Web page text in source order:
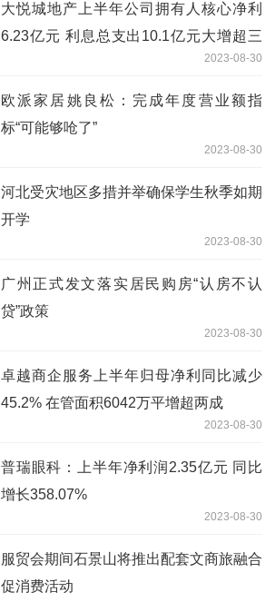
大悦城地产上半年公司拥有人核心净利
6.23亿元 利息总支出10.1亿元大增超三
2023-08-30
欧派家居姚良松：完成年度营业额指
标“可能够呛了”
2023-08-30
河北受灾地区多措并举确保学生秋季如期
开学
2023-08-30
广州正式发文落实居民购房“认房不认
贷”政策
2023-08-30
卓越商企服务上半年归母净利同比减少
45.2% 在管面积6042万平增超两成
2023-08-30
普瑞眼科：上半年净利润2.35亿元 同比
增长358.07%
2023-08-30
服贸会期间石景山将推出配套文商旅融合
促消费活动